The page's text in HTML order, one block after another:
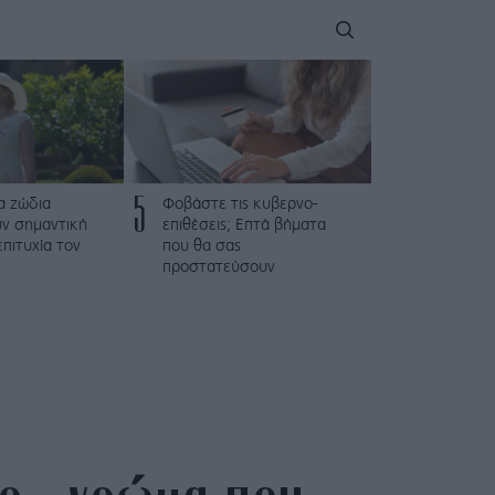
ζώδια
σημαντική
τον
5
Φοβάστε τις κυβερνο-
επιθέσεις; Επτά βήματα
που θα σας
προστατεύσουν